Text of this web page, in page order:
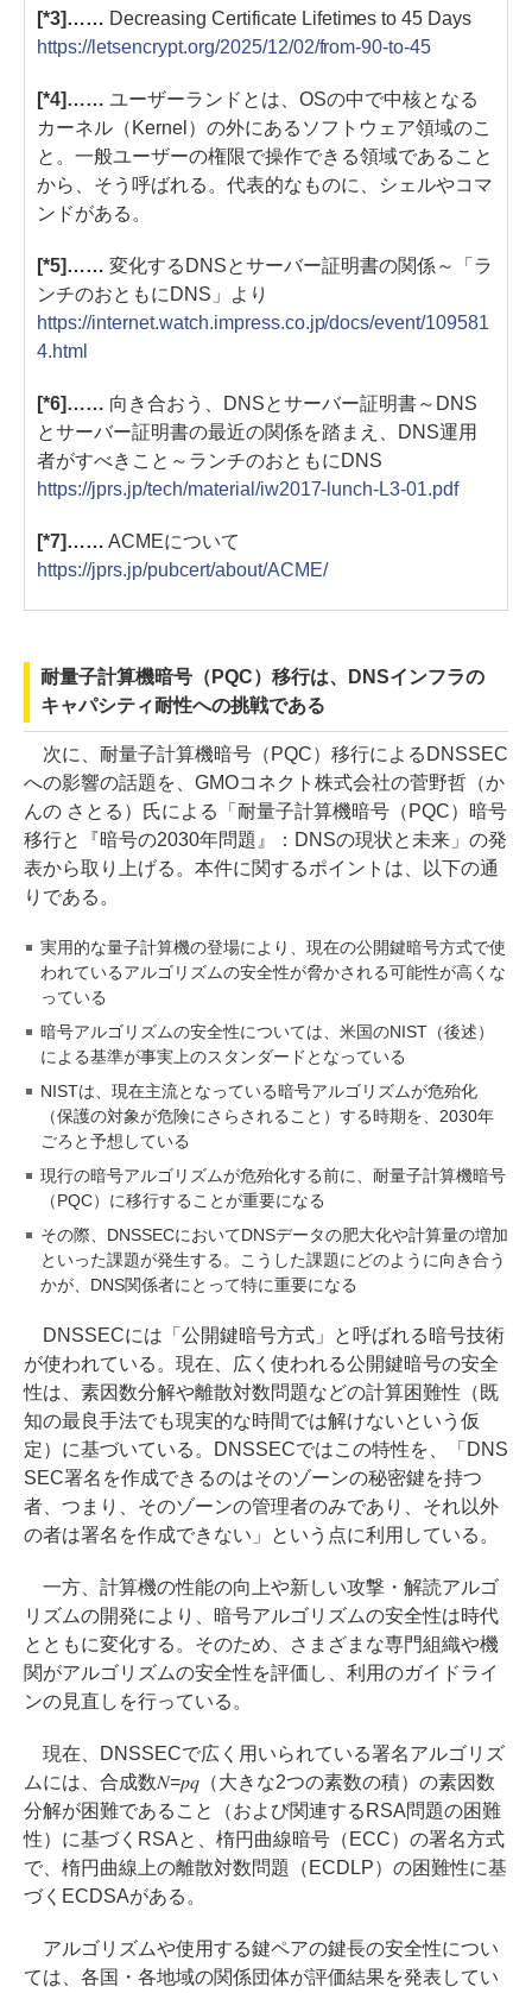
[*3]…… Decreasing Certificate Lifetimes to 45 Days
https://letsencrypt.org/2025/12/02/from-90-to-45
[*4]…… ユーザーランドとは、OSの中で中核となる
カーネル（Kernel）の外にあるソフトウェア領域のこ
と。一般ユーザーの権限で操作できる領域であること
から、そう呼ばれる。代表的なものに、シェルやコマ
ンドがある。
[*5]…… 変化するDNSとサーバー証明書の関係～「ラ
ンチのおともにDNS」より
https://internet.watch.impress.co.jp/docs/event/109581
4.html
[*6]…… 向き合おう、DNSとサーバー証明書～DNS
とサーバー証明書の最近の関係を踏まえ、DNS運用
者がすべきこと～ランチのおともにDNS
https://jprs.jp/tech/material/iw2017-lunch-L3-01.pdf
[*7]…… ACMEについて
https://jprs.jp/pubcert/about/ACME/
耐量子計算機暗号（PQC）移行は、DNSインフラの
キャパシティ耐性への挑戦である
次に、耐量子計算機暗号（PQC）移行によるDNSSEC
への影響の話題を、GMOコネクト株式会社の菅野哲（か
んの さとる）氏による「耐量子計算機暗号（PQC）暗号
移行と『暗号の2030年問題』：DNSの現状と未来」の発
表から取り上げる。本件に関するポイントは、以下の通
りである。
実用的な量子計算機の登場により、現在の公開鍵暗号方式で使
われているアルゴリズムの安全性が脅かされる可能性が高くな
っている
暗号アルゴリズムの安全性については、米国のNIST（後述）
による基準が事実上のスタンダードとなっている
NISTは、現在主流となっている暗号アルゴリズムが危殆化
（保護の対象が危険にさらされること）する時期を、2030年
ごろと予想している
現行の暗号アルゴリズムが危殆化する前に、耐量子計算機暗号
（PQC）に移行することが重要になる
その際、DNSSECにおいてDNSデータの肥大化や計算量の増加
といった課題が発生する。こうした課題にどのように向き合う
かが、DNS関係者にとって特に重要になる
DNSSECには「公開鍵暗号方式」と呼ばれる暗号技術
が使われている。現在、広く使われる公開鍵暗号の安全
性は、素因数分解や離散対数問題などの計算困難性（既
知の最良手法でも現実的な時間では解けないという仮
定）に基づいている。DNSSECではこの特性を、「DNS
SEC署名を作成できるのはそのゾーンの秘密鍵を持つ
者、つまり、そのゾーンの管理者のみであり、それ以外
の者は署名を作成できない」という点に利用している。
一方、計算機の性能の向上や新しい攻撃・解読アルゴ
リズムの開発により、暗号アルゴリズムの安全性は時代
とともに変化する。そのため、さまざまな専門組織や機
関がアルゴリズムの安全性を評価し、利用のガイドライ
ンの見直しを行っている。
現在、DNSSECで広く用いられている署名アルゴリズ
ムには、合成数𝑁=𝑝𝑞（大きな2つの素数の積）の素因数
分解が困難であること（および関連するRSA問題の困難
性）に基づくRSAと、楕円曲線暗号（ECC）の署名方式
で、楕円曲線上の離散対数問題（ECDLP）の困難性に基
づくECDSAがある。
アルゴリズムや使用する鍵ペアの鍵長の安全性につい
ては、各国・各地域の関係団体が評価結果を発表してい